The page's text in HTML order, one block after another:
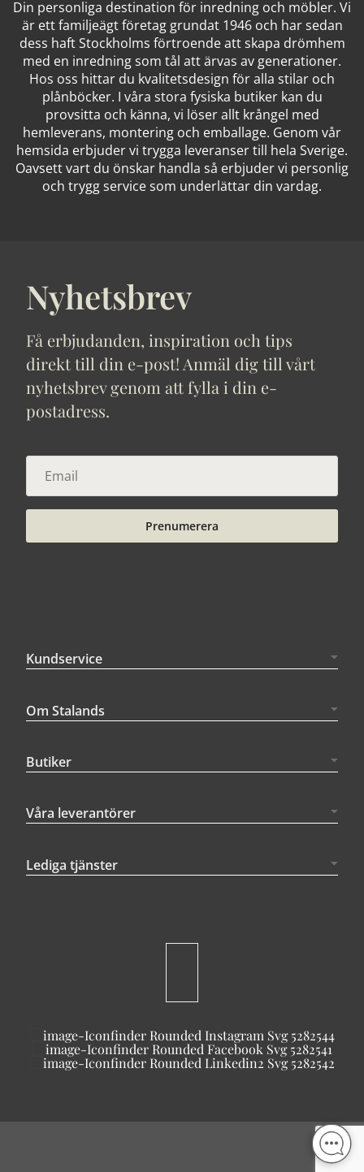
Din personliga destination för inredning och möbler. Vi
är ett familjeägt företag grundat 1946 och har sedan
dess haft Stockholms förtroende att skapa drömhem
med en inredning som tål att ärvas av generationer.
Hos oss hittar du kvalitetsdesign för alla stilar och
plånböcker. I våra stora fysiska butiker kan du
provsitta och känna, vi löser allt krångel med
hemleverans, montering och emballage. Genom vår
hemsida erbjuder vi trygga leveranser till hela Sverige.
Oavsett vart du önskar handla så erbjuder vi personlig
och trygg service som underlättar din vardag.
Nyhetsbrev
Få erbjudanden, inspiration och tips
direkt till din e-post! Anmäl dig till vårt
nyhetsbrev genom att fylla i din e-
postadress.
Prenumerera
Kundservice
Om Stalands
Butiker
Våra leverantörer
Lediga tjänster